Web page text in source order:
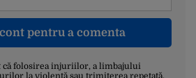
pentru a comenta
că folosirea injuriilor, a limbajului
la violență sau trimiterea repetată,